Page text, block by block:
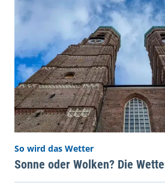
So wird das Wetter
Sonne oder Wolken? Die